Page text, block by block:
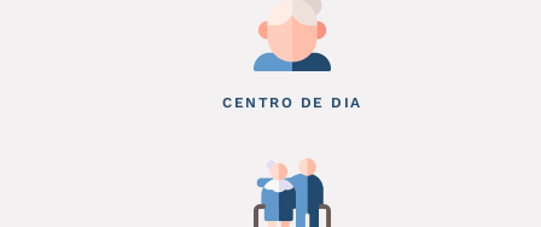
CENTRO DE DIA